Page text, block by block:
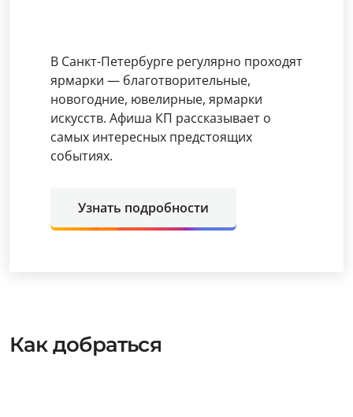
В Санкт-Петербурге регулярно проходят
ярмарки — благотворительные,
новогодние, ювелирные, ярмарки
искусств. Афиша КП рассказывает о
самых интересных предстоящих
событиях.
Узнать подробности
Как добраться